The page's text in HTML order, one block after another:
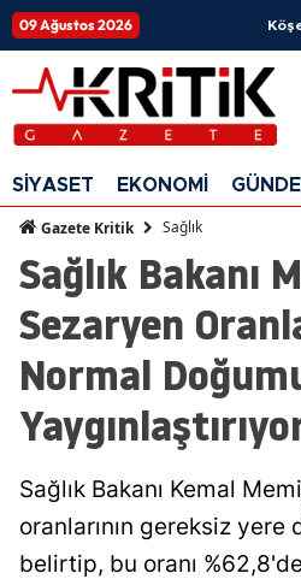
09 Ağustos 2026
SİYASET EKONOMİ
Gazete Kritik Sağlık
Sağlık Bakanı
Sezaryen
Normal
Sağlık Bakanı Kemal
oranlarının gereksiz yere
belirtip, bu oranı